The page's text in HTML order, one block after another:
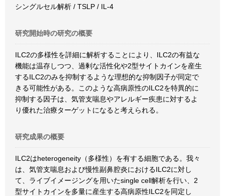
シングルセル解析 / TSLP / IL-4
研究開始時の研究の概要
ILC2の多様性を詳細に解析することにより、ILC2の有益な
機能は温存しつつ、過剰な活性化や2型サイトカインを産生
するILC2のみを抑制するような理想的な抑制因子が同定で
きる可能性がある。このような高病原性のILC2を特異的に
抑制する因子は、気管支喘息やアレルギー疾患に対するよ
り優れた治療ターゲットになると考えられる。
研究成果の概要
ILC2はheterogeneity（多様性）を有する細胞である。我々
は、気管支喘息および慢性副鼻腔炎におけるILC2に対し
て、ライブイメージングを用いたsingle cell解析を行い、2
型サイトカインを多量に産生する高病原性ILC2を同定し